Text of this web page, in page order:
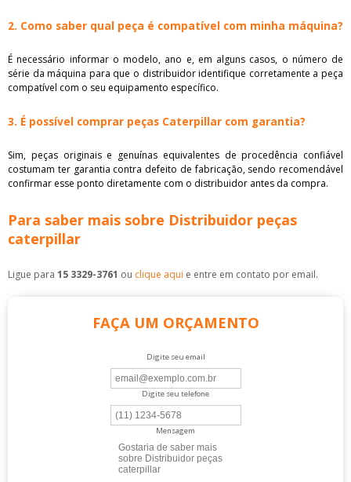
2. Como saber qual peça é compatível com minha máquina?
É necessário informar o modelo, ano e, em alguns casos, o número de
série da máquina para que o distribuidor identifique corretamente a peça
compatível com o seu equipamento específico.
3. É possível comprar peças Caterpillar com garantia?
Sim, peças originais e genuínas equivalentes de procedência confiável
costumam ter garantia contra defeito de fabricação, sendo recomendável
confirmar esse ponto diretamente com o distribuidor antes da compra.
Para saber mais sobre Distribuidor peças
caterpillar
Ligue para 15 3329-3761 ou clique aqui e entre em contato por email.
FAÇA UM ORÇAMENTO
Digite seu email
Digite seu telefone
Mensagem